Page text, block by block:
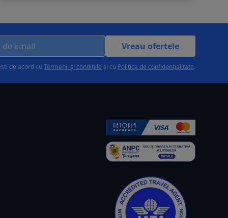
Vreau ofertele
de acord cuTermenii și condițiile și cu Politica de confidențialitate.